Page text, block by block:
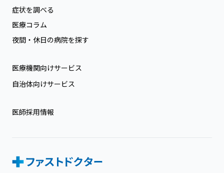
症状を調べる
医療コラム
夜間・休日の病院を探す
医療機関向けサービス
自治体向けサービス
医師採用情報